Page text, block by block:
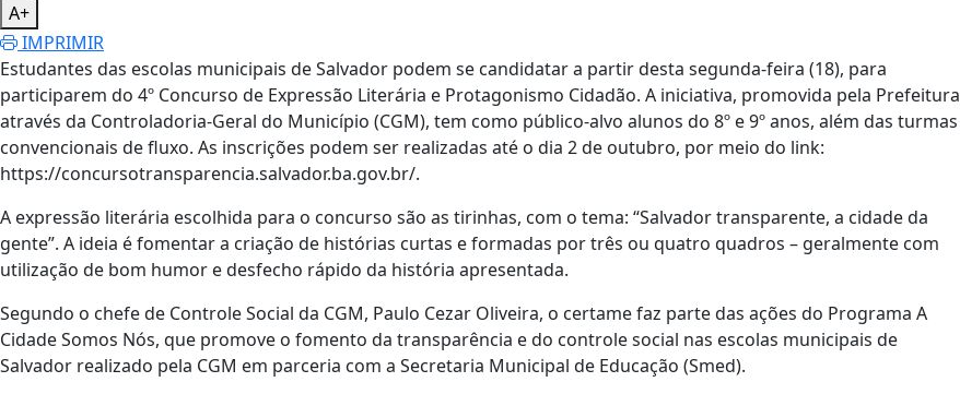
A+
IMPRIMIR
Estudantes das escolas municipais de Salvador podem se candidatar a partir desta segunda-feira (18), para
participarem do 4º Concurso de Expressão Literária e Protagonismo Cidadão. A iniciativa, promovida pela Prefeitura
através da Controladoria-Geral do Município (CGM), tem como público-alvo alunos do 8º e 9º anos, além das turmas
convencionais de fluxo. As inscrições podem ser realizadas até o dia 2 de outubro, por meio do link:
https://concursotransparencia.salvador.ba.gov.br/.
A expressão literária escolhida para o concurso são as tirinhas, com o tema: “Salvador transparente, a cidade da
gente”. A ideia é fomentar a criação de histórias curtas e formadas por três ou quatro quadros – geralmente com
utilização de bom humor e desfecho rápido da história apresentada.
Segundo o chefe de Controle Social da CGM, Paulo Cezar Oliveira, o certame faz parte das ações do Programa A
Cidade Somos Nós, que promove o fomento da transparência e do controle social nas escolas municipais de
Salvador realizado pela CGM em parceria com a Secretaria Municipal de Educação (Smed).